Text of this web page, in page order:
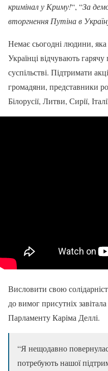
кримінал у Криму!“, “За
вторгнення Путіна в
Немає сьогодні людини, яка
Українці відчувають
суспільстві. Підтримати
громадяни, представники
Білорусії, Литви, Сирії,
Висловити свою
до вимог присутніх
Парламенту Каріма Деллі.
“Я нещодавно
потребують нашої